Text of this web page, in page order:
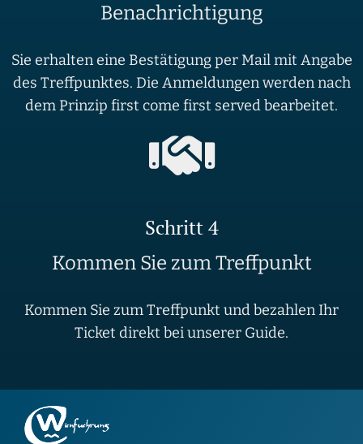
Benachrichtigung
Sie erhalten eine Bestätigung per Mail mit Angabe
des Treffpunktes. Die Anmeldungen werden nach
dem Prinzip first come first served bearbeitet.
Schritt 4
Kommen Sie zum Treffpunkt
Kommen Sie zum Treffpunkt und bezahlen Ihr
Ticket direkt bei unserer Guide.